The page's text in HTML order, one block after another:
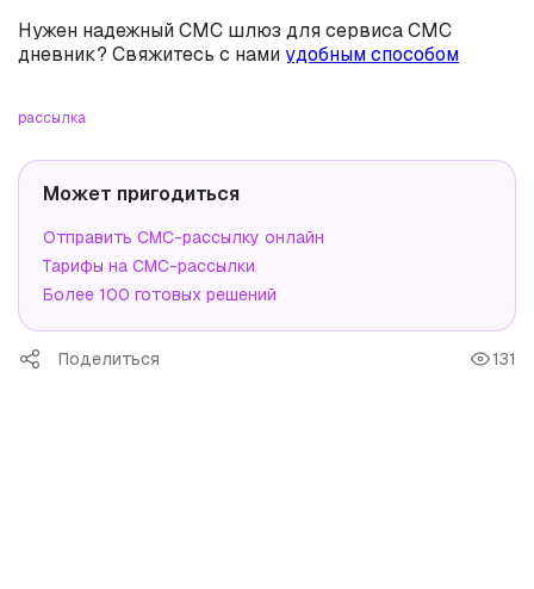
Нужен надежный СМС шлюз для сервиса СМС
дневник? Свяжитесь с намиудобным способом
рассылка
Может пригодиться
Отправить СМС-рассылку онлайн
Тарифы на СМС-рассылки
Более 100 готовых решений
Поделиться 131